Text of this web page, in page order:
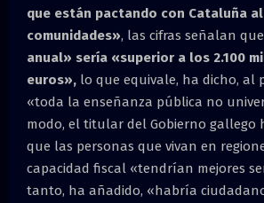
que están pactando con Cataluña
comunidades», las cifras señalan que
anual» sería «superior a los 2.100
euros», lo que equivale, ha dicho, al
«toda la enseñanza pública no
modo, el titular del Gobierno gallego
que las personas que vivan en
capacidad fiscal «tendrían mejores
tanto, ha añadido, «habría